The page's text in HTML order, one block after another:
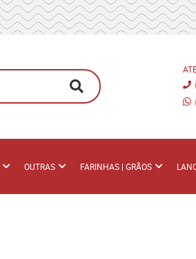
OUTRAS FARINHAS | GRÃOS